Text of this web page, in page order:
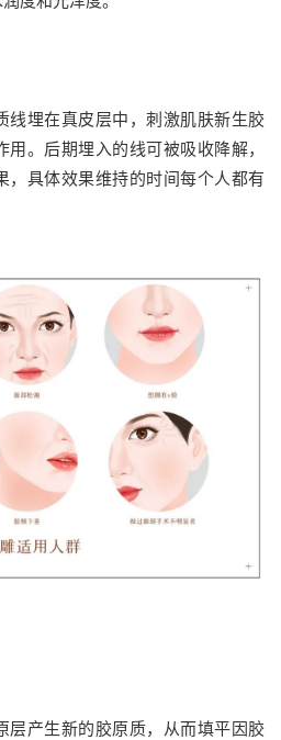
线埋在真皮层中，刺激肌肤新生胶
。后期埋入的线可被吸收降解，
，具体效果维持的时间每个人都有
层产生新的胶原质，从而填平因胶